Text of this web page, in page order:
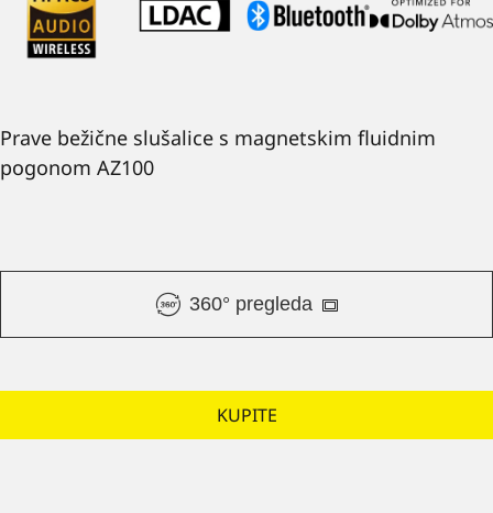
Prave bežične slušalice s magnetskim fluidnim
pogonom AZ100
360° pregleda
KUPITE